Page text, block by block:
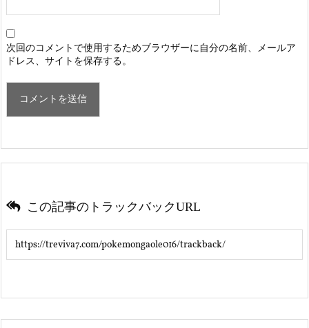
次回のコメントで使用するためブラウザーに自分の名前、メールア
ドレス、サイトを保存する。
この記事のトラックバックURL